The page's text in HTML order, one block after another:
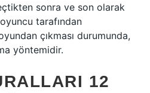
sonra ve son olarak
tarafından
çıkması durumunda,
yöntemidir.
12